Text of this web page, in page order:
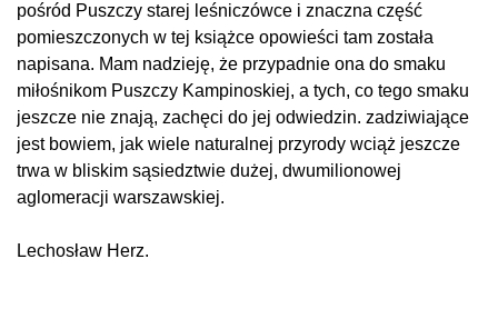
pośród Puszczy starej leśniczówce i znaczna część
pomieszczonych w tej książce opowieści tam została
napisana. Mam nadzieję, że przypadnie ona do smaku
miłośnikom Puszczy Kampinoskiej, a tych, co tego smaku
jeszcze nie znają, zachęci do jej odwiedzin. zadziwiające
jest bowiem, jak wiele naturalnej przyrody wciąż jeszcze
trwa w bliskim sąsiedztwie dużej, dwumilionowej
aglomeracji warszawskiej.
Lechosław Herz.